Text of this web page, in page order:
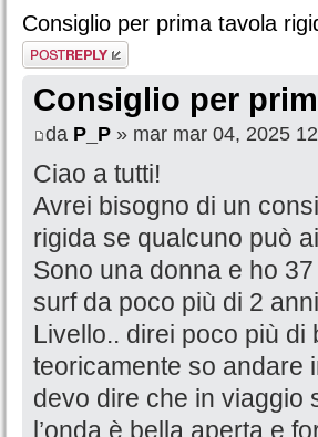
Consiglio per prima tavola
Rispondi al
messaggio
Consiglio per
da P_P » mar mar 04, 2025
Ciao a tutti!
Avrei bisogno di un
rigida se qualcuno può
Sono una donna e ho
surf da poco più di 2
Livello.. direi poco più di
teoricamente so andare
devo dire che in viaggio
l’onda è bella aperta e